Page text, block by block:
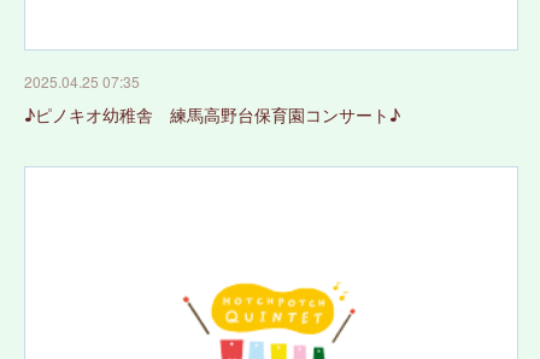
2025.04.25 07:35
♪ピノキオ幼稚舎 練馬高野台保育園コンサート♪